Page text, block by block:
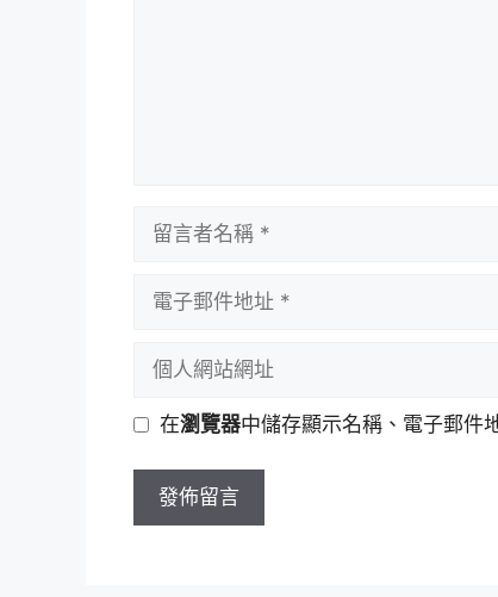
址
網
網
在瀏覽器中儲存顯示名稱、電子郵件